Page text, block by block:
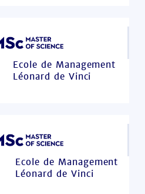
Ecole de Management
Léonard de Vinci
Ecole de Management
Léonard de Vinci